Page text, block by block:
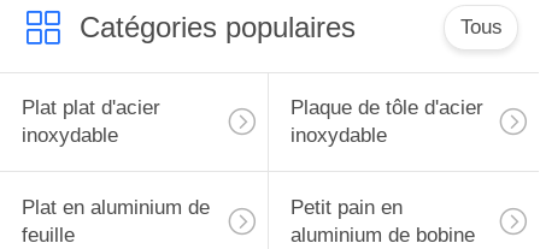
Catégories populaires Tous
Plat plat d'acier
inoxydable
Plaque de tôle d'acier
inoxydable
Plat en aluminium de
feuille
Petit pain en
aluminium de bobine